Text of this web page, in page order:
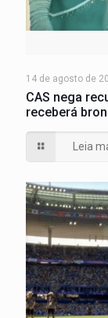
14 de agosto de
CAS nega
receberá
Leia